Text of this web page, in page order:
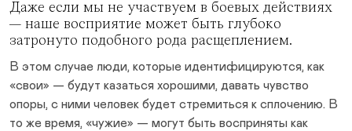
Даже если мы не участвуем в боевых действиях
— наше восприятие может быть глубоко
затронуто подобного рода расщеплением.
В этом случае люди, которые идентифицируются, как
«свои» — будут казаться хорошими, давать чувство
опоры, с ними человек будет стремиться к сплочению. В
то же время, «чужие» — могут быть восприняты как